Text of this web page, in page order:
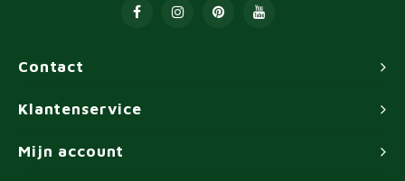
Contact
Klantenservice
Mijn account